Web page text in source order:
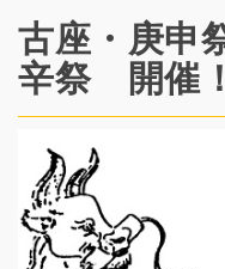
古座・庚申
辛祭 開催！